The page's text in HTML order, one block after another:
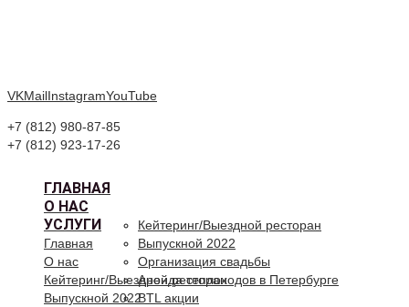
VKMailInstagramYouTube
+7 (812) 980-87-85
+7 (812) 923-17-26
ГЛАВНАЯ
О НАС
УСЛУГИ
Кейтеринг/Выездной ресторан
Выпускной 2022
Организация свадьбы
Аренда теплоходов в Петербурге
BTL акции
Главная
О нас
Кейтеринг/Выездной ресторан
Выпускной 2022